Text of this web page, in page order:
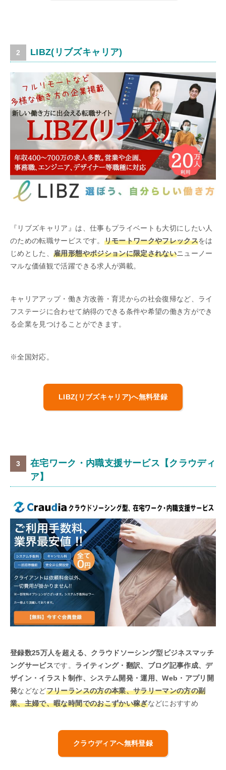
LIBZ(リブズキャリア)
『リブズキャリア』は、仕事もプライベートも大切にしたい人
のための転職サービスです。 リモートワークやフレックスをは
じめとした、雇用形態やポジションに限定されないニューノー
マルな価値観で活躍できる求人が満載。
キャリアアップ・働き方改善・育児からの社会復帰など、ライ
フステージに合わせて納得のできる条件や希望の働き方ができ
る企業を見つけることができます。
※全国対応。
LIBZ(リブズキャリア)へ無料登録
在宅ワーク・内職支援サービス【クラウディ
ア】
登録数25万人を超える、クラウドソーシング型ビジネスマッチ
ングサービスです。 ライティング・翻訳、ブログ記事作成、デ
ザイン・イラスト制作、システム開発・運用、Web・アプリ開
発などなどフリーランスの方の本業、サラリーマンの方の副
業、主婦で、暇な時間でのおこずかい稼ぎなどにおすすめ
クラウディアへ無料登録